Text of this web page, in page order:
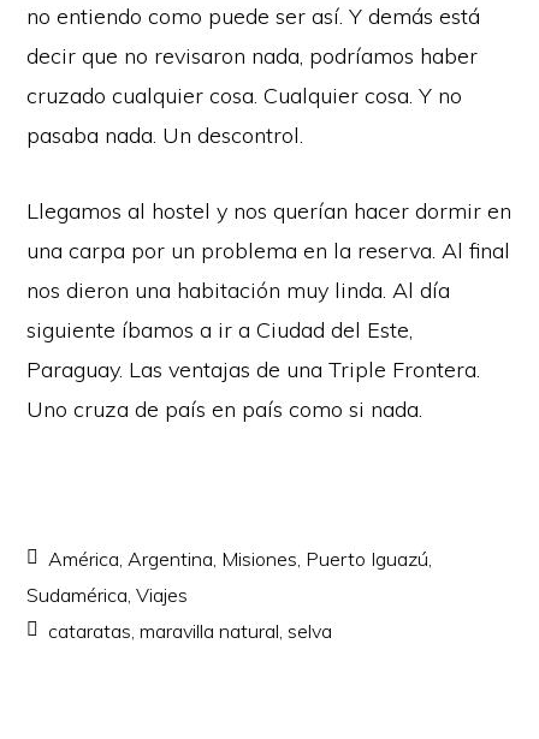
no entiendo como puede ser así. Y demás está
decir que no revisaron nada, podríamos haber
cruzado cualquier cosa. Cualquier cosa. Y no
pasaba nada. Un descontrol.
Llegamos al hostel y nos querían hacer dormir en
una carpa por un problema en la reserva. Al final
nos dieron una habitación muy linda. Al día
siguiente íbamos a ir a Ciudad del Este,
Paraguay. Las ventajas de una Triple Frontera.
Uno cruza de país en país como si nada.
América Argentina Misiones Puerto Iguazú
Sudamérica ,Viajes
cataratas ,maravilla natural ,selva